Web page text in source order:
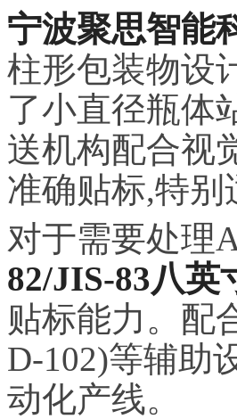
宁波聚思智能
柱形包装物设
了小直径瓶体
送机构配合视
准确贴标,特
对于需要处理
82/JIS-83八英
贴标能力。配
D-102)等辅助
动化产线。